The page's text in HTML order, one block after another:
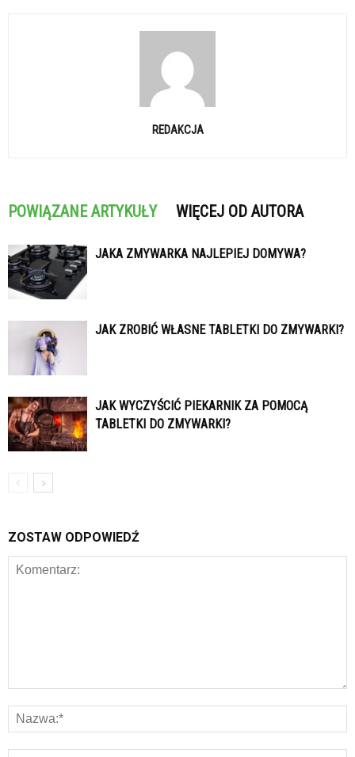
REDAKCJA
POWIĄZANE ARTYKUŁY WIĘCEJ OD AUTORA
JAKA ZMYWARKA NAJLEPIEJ DOMYWA?
JAK ZROBIĆ WŁASNE TABLETKI DO ZMYWARKI?
JAK WYCZYŚCIĆ PIEKARNIK ZA POMOCĄ
TABLETKI DO ZMYWARKI?
ZOSTAW ODPOWIEDŹ